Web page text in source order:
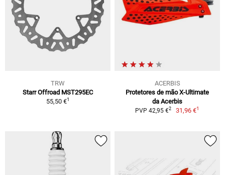
TRW
Starr Offroad MST295EC
55,50 €1
ACERBIS
Protetores de mão X-Ultimate
da Acerbis
PVP 42,95 €2 31,96 €1